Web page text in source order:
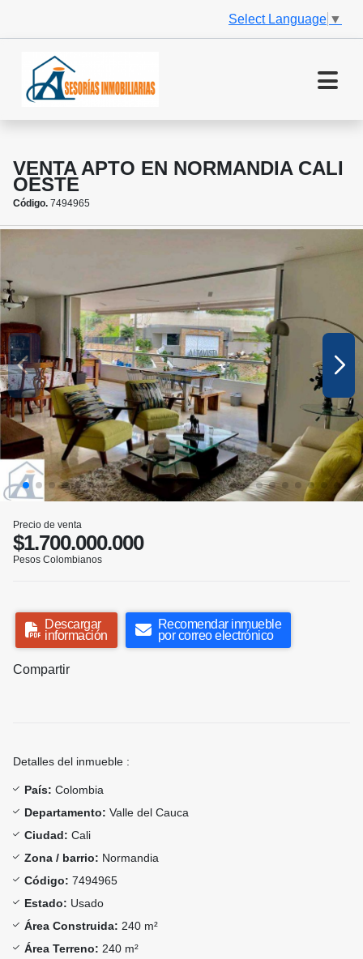
Select Language ▼
VENTA APTO EN NORMANDIA CALI
OESTE
Código. 7494965
Precio de venta
$1.700.000.000
Pesos Colombianos
Descargar
información
Recomendar inmueble
por correo electrónico
Compartir
Detalles del inmueble :
País: Colombia
Departamento: Valle del Cauca
Ciudad: Cali
Zona / barrio: Normandia
Código: 7494965
Estado: Usado
Área Construida: 240 m²
Área Terreno: 240 m²